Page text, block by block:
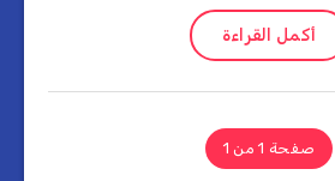
أكمل القراءة
صفحة 1 من 1